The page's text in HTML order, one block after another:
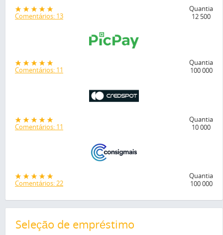
Comentários: 13
Quantia
12 500
Comentários: 11
Quantia
100 000
Comentários: 11
Quantia
10 000
Comentários: 22
Quantia
100 000
Seleção de empréstimo